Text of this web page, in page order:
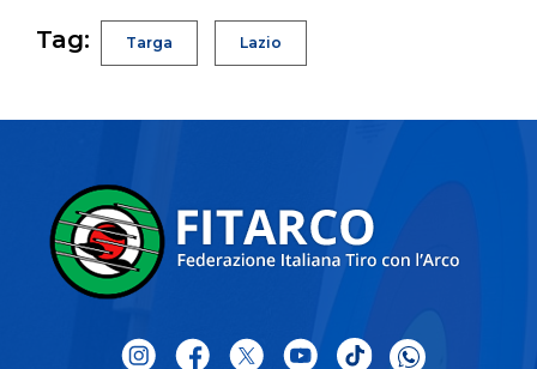
Tag: Targa Lazio